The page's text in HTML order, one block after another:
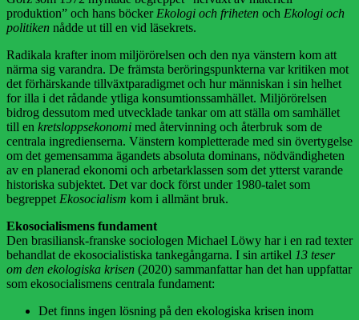
produktion” och hans böcker Ekologi och friheten och Ekologi och
politiken nådde ut till en vid läsekrets.
Radikala krafter inom miljörörelsen och den nya vänstern kom att
närma sig varandra. De främsta beröringspunkterna var kritiken mot
det förhärskande tillväxtparadigmet och hur människan i sin helhet
for illa i det rådande ytliga konsumtionssamhället. Miljörörelsen
bidrog dessutom med utvecklade tankar om att ställa om samhället
till en kretsloppsekonomi med återvinning och återbruk som de
centrala ingredienserna. Vänstern kompletterade med sin övertygelse
om det gemensamma ägandets absoluta dominans, nödvändigheten
av en planerad ekonomi och arbetarklassen som det ytterst varande
historiska subjektet. Det var dock först under 1980-talet som
begreppet Ekosocialism kom i allmänt bruk.
Ekosocialismens fundament
Den brasiliansk-franske sociologen Michael Löwy har i en rad texter
behandlat de ekosocialistiska tankegångarna. I sin artikel 13 teser
om den ekologiska krisen (2020) sammanfattar han det han uppfattar
som ekosocialismens centrala fundament:
Det finns ingen lösning på den ekologiska krisen inom